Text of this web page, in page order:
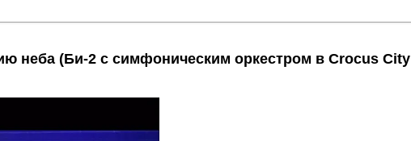
неба (Би-2 с симфоническим оркестром в Crocus City